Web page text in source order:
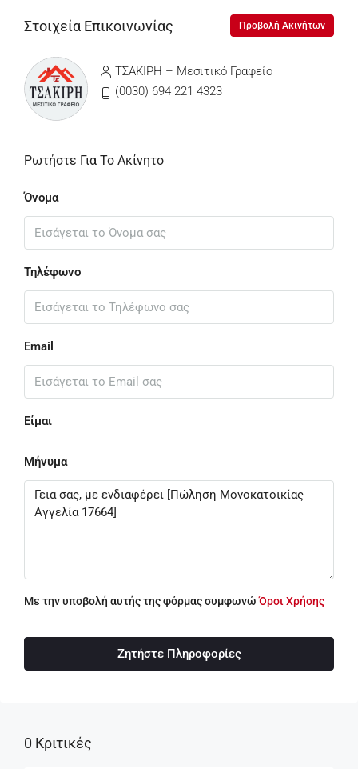
Στοιχεία Επικοινωνίας Προβολή Ακινήτων
ΤΣΑΚΙΡΗ – Μεσιτικό Γραφείο
(0030) 694 221 4323
Ρωτήστε Για Το Ακίνητο
Όνομα
Τηλέφωνο
Email
Είμαι
Μήνυμα
Με την υποβολή αυτής της φόρμας συμφωνώΌροι Χρήσης
Ζητήστε Πληροφορίες
0 Κριτικές